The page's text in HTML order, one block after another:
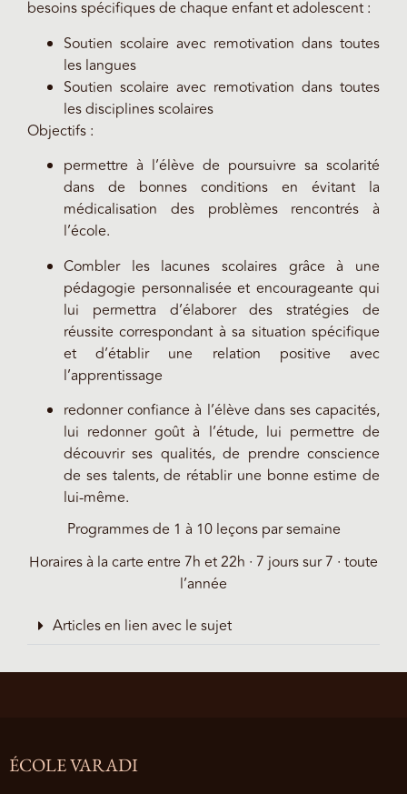
besoins spécifiques de chaque enfant et adolescent :
Soutien scolaire avec remotivation dans toutes
les langues
Soutien scolaire avec remotivation dans toutes
les disciplines scolaires
Objectifs :
permettre à l’élève de poursuivre sa scolarité
dans de bonnes conditions en évitant la
médicalisation des problèmes rencontrés à
l’école.
Combler les lacunes scolaires grâce à une
pédagogie personnalisée et encourageante qui
lui permettra d’élaborer des stratégies de
réussite correspondant à sa situation spécifique
et d’établir une relation positive avec
l’apprentissage
redonner confiance à l’élève dans ses capacités,
lui redonner goût à l’étude, lui permettre de
découvrir ses qualités, de prendre conscience
de ses talents, de rétablir une bonne estime de
lui-même.
Programmes de 1 à 10 leçons par semaine
Horaires à la carte entre 7h et 22h · 7 jours sur 7 · toute
l’année
Articles en lien avec le sujet
ÉCOLE VARADI